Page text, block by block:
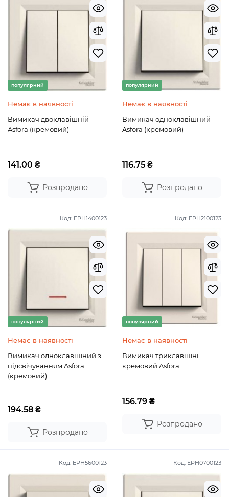
популярний
Немає в наявності
Вимикач двоклавішній
Asfora (кремовий)
141.00 ₴
Розпродано
популярний
Немає в наявності
Вимикач одноклавішний
Asfora (кремовий)
116.75 ₴
Розпродано
Код: EPH1400123
популярний
Немає в наявності
Вимикач одноклавішний з
підсвічуванням Asfora
(кремовий)
194.58 ₴
Розпродано
Код: EPH2100123
популярний
Немає в наявності
Вимикач триклавішні
кремовий Asfora
156.79 ₴
Розпродано
Код: EPH5600123 Код: EPH0700123